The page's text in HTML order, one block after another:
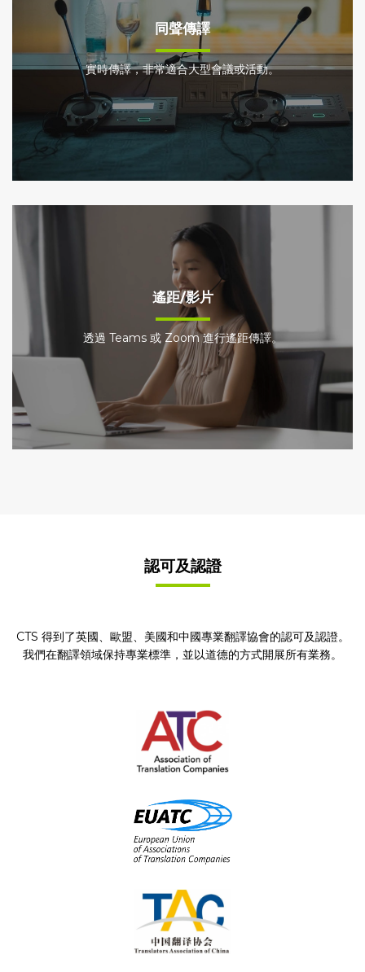
同聲傳譯
實時傳譯，非常適合大型會議或活動。
遙距/影片
透過 Teams 或 Zoom 進行遙距傳譯。
認可及認證
CTS 得到了英國、歐盟、美國和中國專業翻譯協會的認可及認證。
我們在翻譯領域保持專業標準，並以道德的方式開展所有業務。